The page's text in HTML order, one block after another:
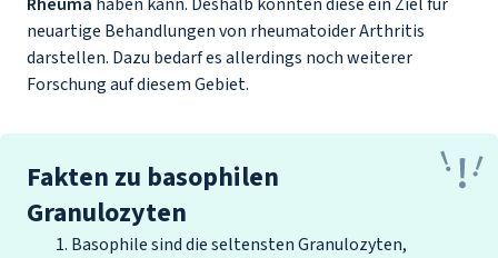
neuartige Behandlungen von rheumatoider Arthritis
darstellen. Dazu bedarf es allerdings noch weiterer
Forschung auf diesem Gebiet.
Fakten zu basophilen
Granulozyten
Basophile sind die seltensten Granulozyten,